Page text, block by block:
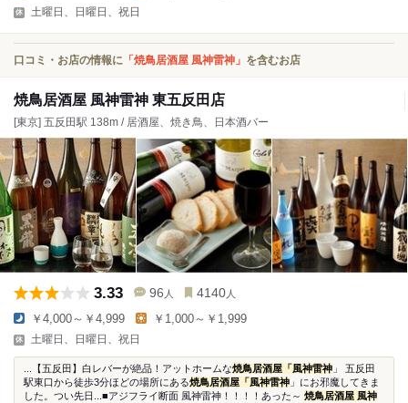
土曜日、日曜日、祝日
口コミ・お店の情報に 「焼鳥居酒屋 風神雷神」 を含むお店
焼鳥居酒屋 風神雷神 東五反田店
[東京] 五反田駅 138m / 居酒屋、焼き鳥、日本酒バー
3.33 96 人 4140 人
￥4,000～￥4,999 ￥1,000～￥1,999
土曜日、日曜日、祝日
...【五反田】白レバーが絶品！アットホームな焼鳥居酒屋「風神雷神 」 五反田
駅東口から徒歩3分ほどの場所にある焼鳥居酒屋「風神雷神 」にお邪魔してきま
した。つい先日...■アジフライ断面 風神雷神！！！！あった～ 焼鳥居酒屋 風神